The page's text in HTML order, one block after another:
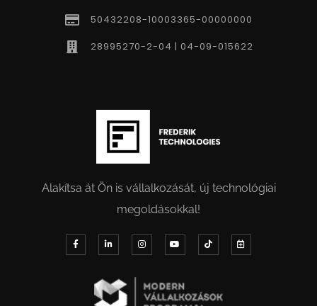
50432208-10003365-00000000
28995270-2-04 | 04-09-015622
Alakítsa át Ön is vállalkozását, új technológiai
megoldásokkal!